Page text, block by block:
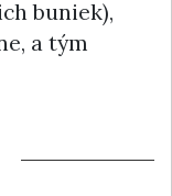
buniek),
a tým